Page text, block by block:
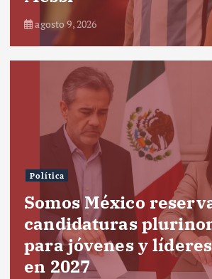
agosto 9, 2026
Política
Somos México
candidaturas
para jóvenes y
en 2027